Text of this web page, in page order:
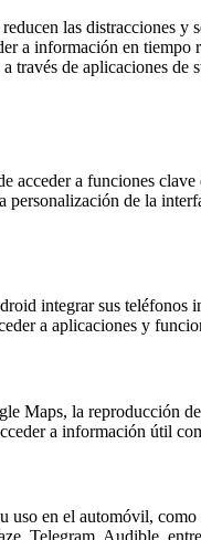
las distracciones y
a información en
de aplicaciones
a funciones
de la
integrar sus teléfonos
a aplicaciones y
Maps, la reproducción
a información útil
en el automóvil,